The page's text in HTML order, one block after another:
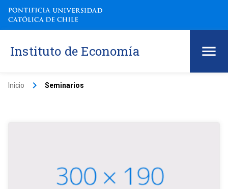
Instituto de Economía
Inicio keyboard_arrow_right Seminarios